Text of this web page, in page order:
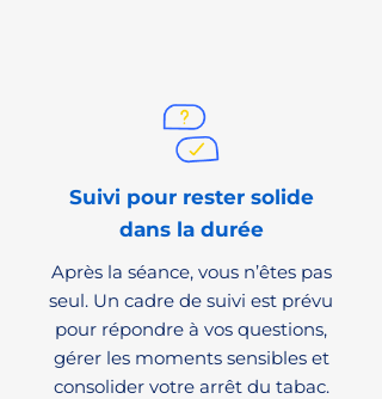
Suivi pour rester solide
dans la durée
Après la séance, vous n’êtes pas
seul. Un cadre de suivi est prévu
pour répondre à vos questions,
gérer les moments sensibles et
consolider votre arrêt du tabac.